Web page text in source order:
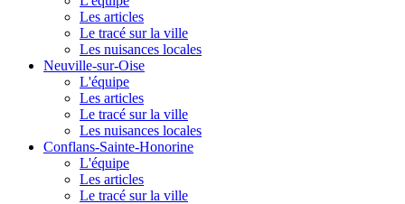
Les articles
Le tracé sur la ville
Les nuisances locales
Neuville-sur-Oise
L'équipe
Les articles
Le tracé sur la ville
Les nuisances locales
Conflans-Sainte-Honorine
L'équipe
Les articles
Le tracé sur la ville